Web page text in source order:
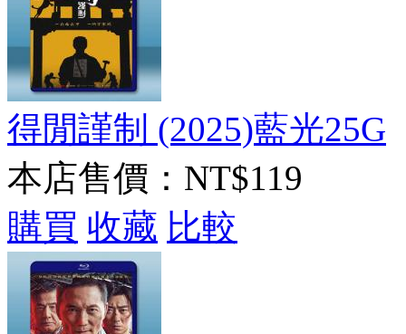
得閒謹制 (2025)藍光25G
本店售價： NT$119
購買 收藏 比較